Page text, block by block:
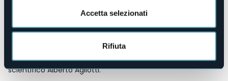
Accetta selezionati
Rifiuta
Val Grande, presiede la Società meteorologica italiana, ha
fondato la rivista “Nimbus” e come giornalista scientifico in
italiani. Ha scritto numerosi volumi, tutti di successo,
tenuto oltre 3000 conferenze e collaborato a programmi
tv Rai (Che tempo che fa, TGR Montagne, Scala Mercalli). A
dialogare con l'autore sarà il giornalista e comunicatore
scientifico Alberto Agliotti.